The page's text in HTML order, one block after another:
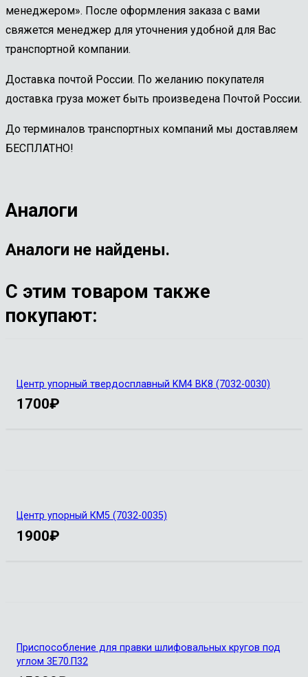
менеджером». После оформления заказа с вами
свяжется менеджер для уточнения удобной для Вас
транспортной компании.
Доставка почтой России. По желанию покупателя
доставка груза может быть произведена Почтой России.
До терминалов транспортных компаний мы доставляем
БЕСПЛАТНО!
Аналоги
Аналоги не найдены.
С этим товаром также
покупают:
Центр упорный твердосплавный KM4 ВК8 (7032-0030)
1700₽
Центр упорный КМ5 (7032-0035)
1900₽
Приспособление для правки шлифовальных кругов под
углом 3Е70.П32